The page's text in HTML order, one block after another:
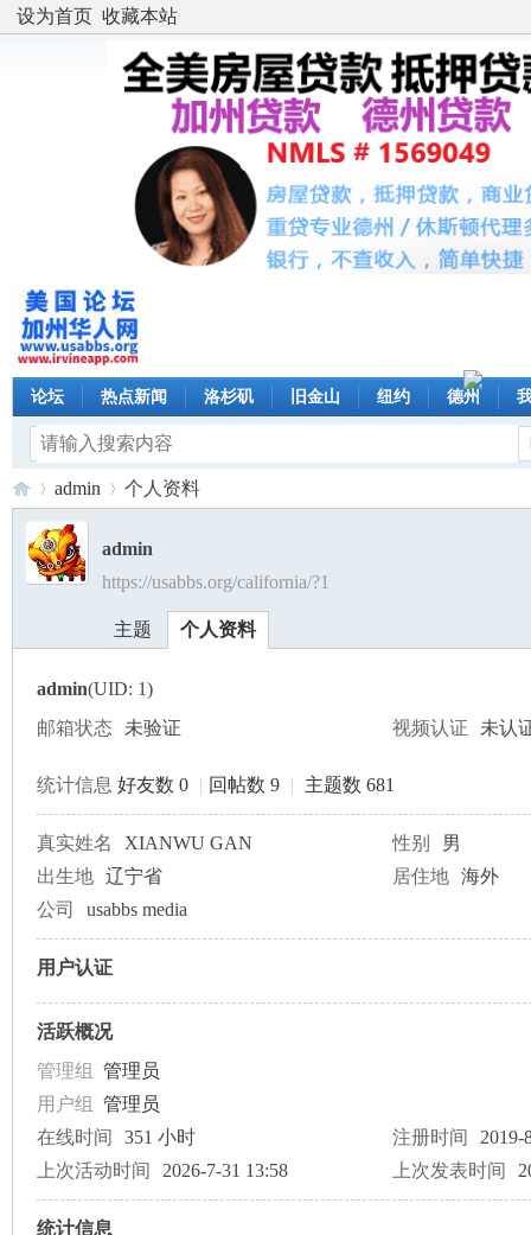
设为首页 收藏本站
论坛 热点新闻 洛杉矶 旧金山 纽约 德州
美›
admin
›
个人资料
admin
https://usabbs.org/california/?1
主题 个人资料
admin(UID: 1)
邮箱状态
未验证 视频认证 未认
统计信息 好友数 0 | 回帖数 9 | 主题数 681
真实姓名 XIANWU GAN 性别
男
出生地
辽宁省 居住地
海外
公司
usabbs media
用户认证
活跃概况
管理组 管理员
用户组 管理员
在线时间
351 小时 注册时间
2019-
上次活动时间
2026-7-31 13:58 上次发表时间
统计信息